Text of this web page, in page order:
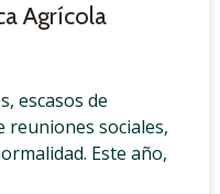
Agrícola
escasos de
reuniones sociales,
Este año,